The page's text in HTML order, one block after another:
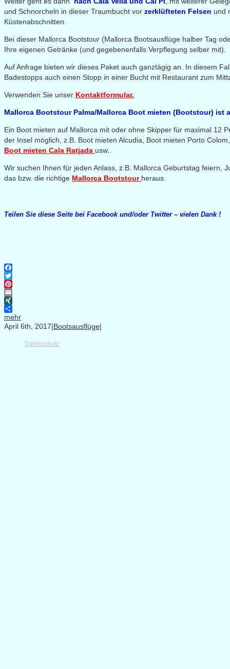
und Schnorcheln in dieser Traumbucht vor zerklüfteten Felsen und
Küstenabschnitten.
Bei dieser Mallorca Bootstour (Mallorca Bootsausflüge halber Tag
Ihre eigenen Getränke (und gegebenenfalls Verpflegung selber mit).
Auf Anfrage bieten wir dieses Paket auch ganztägig an. In diesem
Badestopps auch einen Stopp in einer Bucht mit Restaurant zum
Verwenden Sie unser Kontaktformular.
Mallorca Bootstour Palma/Mallorca Boot mieten (Bootstour) ist
Ein Boot mieten auf Mallorca mit oder ohne Skipper für maximal 12
der Insel möglich, z.B. Boot mieten Alcudia, Boot mieten Porto
Boot mieten Cala Ratjada usw..
Wir suchen Ihnen für jeden Anlass, z.B. Mallorca Geburtstag feiern,
das bzw. die richtige Mallorca Bootstour heraus.
Teilen Sie diese Seite bei Facebook und/oder Twitter – vielen Dank !
Facebook
Twitter
Pinterest
Email
XING
mehr
April 6th, 2017|Bootsausflüge|
Datenschutz